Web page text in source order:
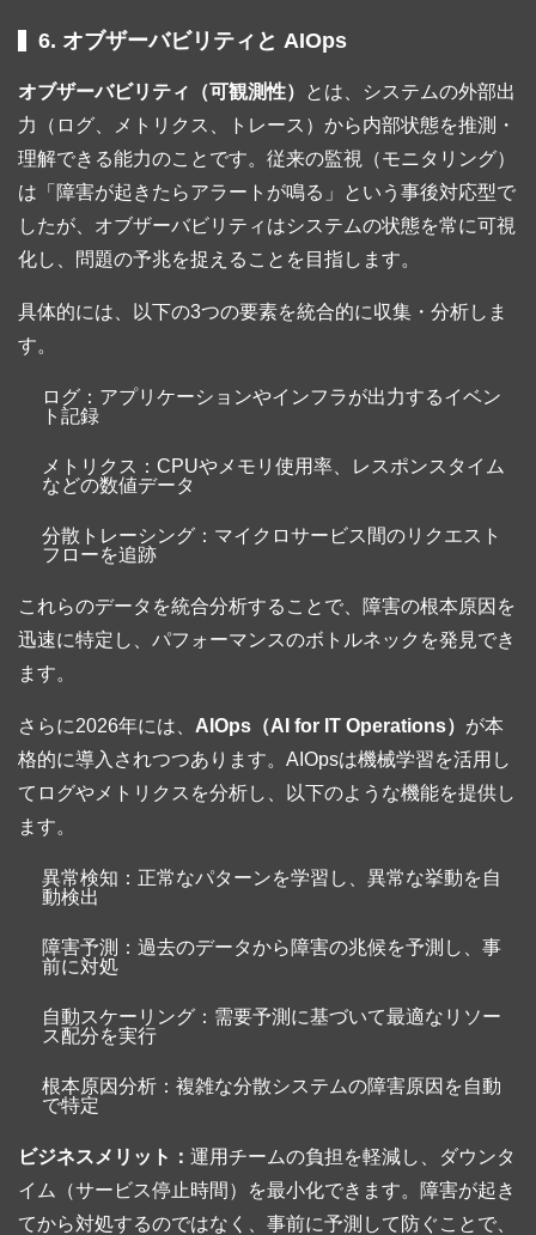
6. オブザーバビリティと AIOps
オブザーバビリティ（可観測性）
とは、システムの外部出
力（ログ、メトリクス、トレース）から内部状態を推測・
理解できる能力のことです。従来の監視（モニタリング）
は「障害が起きたらアラートが鳴る」という事後対応型で
したが、オブザーバビリティはシステムの状態を常に可視
化し、問題の予兆を捉えることを目指します。
具体的には、以下の3つの要素を統合的に収集・分析しま
す。
ログ：アプリケーションやインフラが出力するイベン
ト記録
メトリクス：CPUやメモリ使用率、レスポンスタイム
などの数値データ
分散トレーシング：マイクロサービス間のリクエスト
フローを追跡
これらのデータを統合分析することで、障害の根本原因を
迅速に特定し、パフォーマンスのボトルネックを発見でき
ます。
さらに2026年には、 AIOps（AI for IT Operations） が本
格的に導入されつつあります。AIOpsは機械学習を活用し
てログやメトリクスを分析し、以下のような機能を提供し
ます。
異常検知：正常なパターンを学習し、異常な挙動を自
動検出
障害予測：過去のデータから障害の兆候を予測し、事
前に対処
自動スケーリング：需要予測に基づいて最適なリソー
ス配分を実行
根本原因分析：複雑な分散システムの障害原因を自動
で特定
ビジネスメリット： 運用チームの負担を軽減し、ダウンタ
イム（サービス停止時間）を最小化できます。障害が起き
てから対処するのではなく、事前に予測して防ぐことで、